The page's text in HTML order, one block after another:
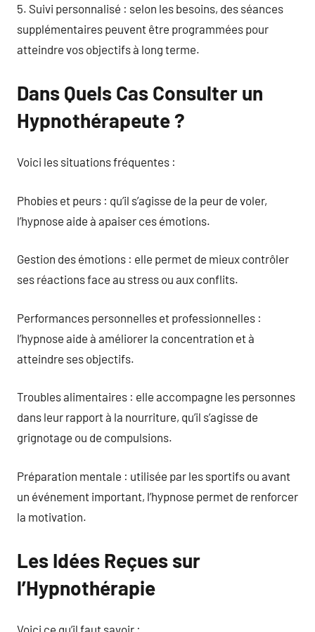
5. Suivi personnalisé : selon les besoins, des séances
supplémentaires peuvent être programmées pour
atteindre vos objectifs à long terme.
Dans Quels Cas Consulter un
Hypnothérapeute ?
Voici les situations fréquentes :
Phobies et peurs : qu’il s’agisse de la peur de voler,
l’hypnose aide à apaiser ces émotions.
Gestion des émotions : elle permet de mieux contrôler
ses réactions face au stress ou aux conflits.
Performances personnelles et professionnelles :
l’hypnose aide à améliorer la concentration et à
atteindre ses objectifs.
Troubles alimentaires : elle accompagne les personnes
dans leur rapport à la nourriture, qu’il s’agisse de
grignotage ou de compulsions.
Préparation mentale : utilisée par les sportifs ou avant
un événement important, l’hypnose permet de renforcer
la motivation.
Les Idées Reçues sur
l’Hypnothérapie
Voici ce qu’il faut savoir :